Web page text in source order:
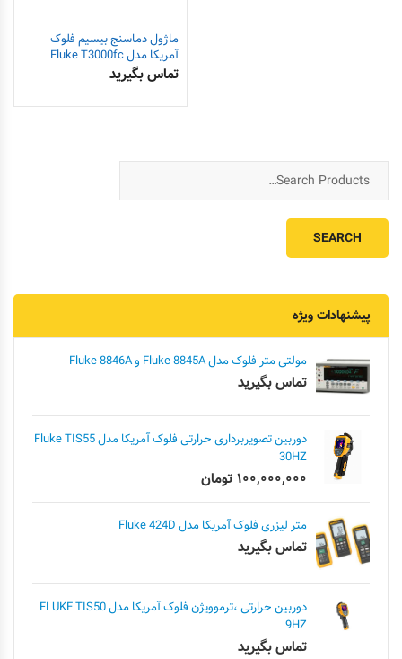
ماژول دماسنج بیسیم فلوک
آمریکا مدل Fluke T3000fc
تماس بگیرید
پیشنهادات ویژه
مولتی متر فلوک مدل Fluke 8845A و Fluke 8846A
تماس بگیرید
دوربین تصویربرداری حرارتی فلوک آمریکا مدل Fluke TIS55
30HZ
۱۰۰,۰۰۰,۰۰۰ تومان
متر لیزری فلوک آمریکا مدل Fluke 424D
تماس بگیرید
دوربین حرارتی ،ترموویژن فلوک آمریکا مدل FLUKE TIS50
9HZ
تماس بگیرید